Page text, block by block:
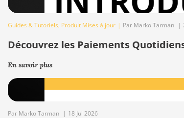
Guides & Tutoriels, Produit Mises à jour | Par Marko Tarman |
Découvrez les Paiements
En savoir plus
Par Marko Tarman | 18 Jul 2026